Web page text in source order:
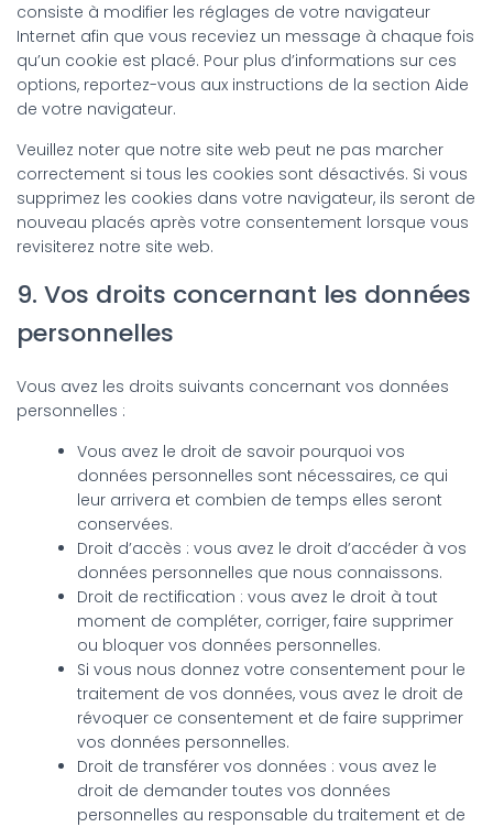
consiste à modifier les réglages de votre navigateur
Internet afin que vous receviez un message à chaque fois
qu’un cookie est placé. Pour plus d’informations sur ces
options, reportez-vous aux instructions de la section Aide
de votre navigateur.
Veuillez noter que notre site web peut ne pas marcher
correctement si tous les cookies sont désactivés. Si vous
supprimez les cookies dans votre navigateur, ils seront de
nouveau placés après votre consentement lorsque vous
revisiterez notre site web.
9. Vos droits concernant les données
personnelles
Vous avez les droits suivants concernant vos données
personnelles :
Vous avez le droit de savoir pourquoi vos
données personnelles sont nécessaires, ce qui
leur arrivera et combien de temps elles seront
conservées.
Droit d’accès : vous avez le droit d’accéder à vos
données personnelles que nous connaissons.
Droit de rectification : vous avez le droit à tout
moment de compléter, corriger, faire supprimer
ou bloquer vos données personnelles.
Si vous nous donnez votre consentement pour le
traitement de vos données, vous avez le droit de
révoquer ce consentement et de faire supprimer
vos données personnelles.
Droit de transférer vos données : vous avez le
droit de demander toutes vos données
personnelles au responsable du traitement et de